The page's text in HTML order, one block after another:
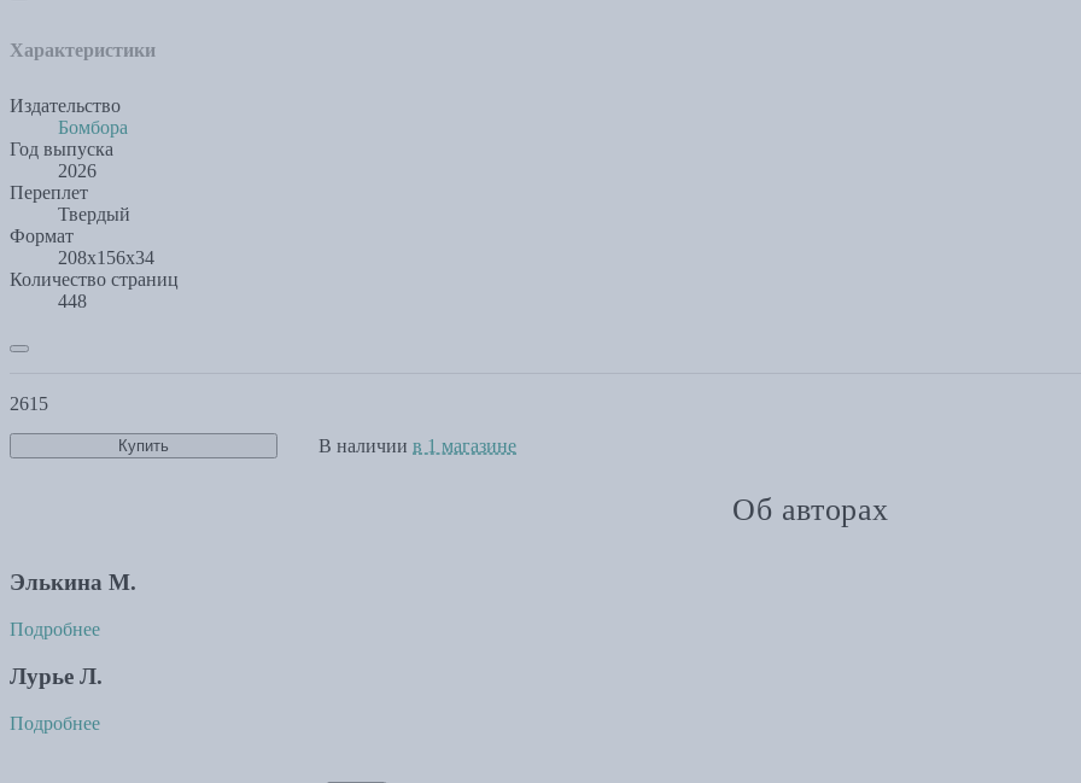
Характеристики
Издательство
Бомбора
Год выпуска
2026
Переплет
Твердый
Формат
208х156х34
Количество страниц
448
2615
Купить В наличии в 1 магазине
Об авторах
Элькина М.
Подробнее
Лурье Л.
Подробнее